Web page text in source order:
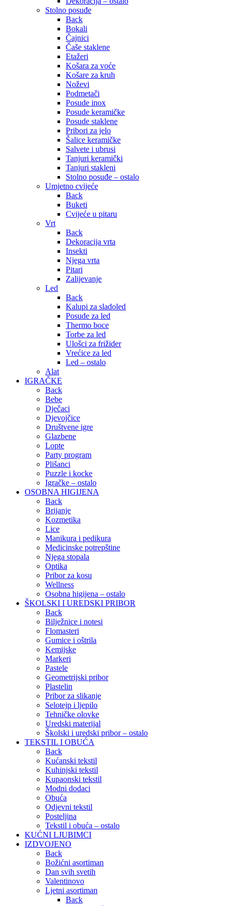
Stolno posuđe
Back
Bokali
Čajnici
Čaše staklene
Etažeri
Košara za voće
Košare za kruh
Noževi
Podmetači
Posude inox
Posude keramičke
Posude staklene
Pribori za jelo
Šalice keramičke
Salvete i ubrusi
Tanjuri keramički
Tanjuri stakleni
Stolno posuđe – ostalo
Umjetno cvijeće
Back
Buketi
Cvijeće u pitaru
Vrt
Back
Dekoracija vrta
Insekti
Njega vrta
Pitari
Zalijevanje
Led
Back
Kalupi za sladoled
Posude za led
Thermo boce
Torbe za led
Ulošci za frižider
Vrećice za led
Led – ostalo
Alat
IGRAČKE
Back
Bebe
Dječaci
Djevojčice
Društvene igre
Glazbene
Lopte
Party program
Plišanci
Puzzle i kocke
Igračke – ostalo
OSOBNA HIGIJENA
Back
Brijanje
Kozmetika
Lice
Manikura i pedikura
Medicinske potrepštine
Njega stopala
Optika
Pribor za kosu
Wellness
Osobna higijena – ostalo
ŠKOLSKI I UREDSKI PRIBOR
Back
Bilježnice i notesi
Flomasteri
Gumice i oštrila
Kemijske
Markeri
Pastele
Geometrijski pribor
Plastelin
Pribor za slikanje
Selotejp i ljepilo
Tehničke olovke
Uredski materijal
Školski i uredski pribor – ostalo
TEKSTIL I OBUĆA
Back
Kućanski tekstil
Kuhinjski tekstil
Kupaonski tekstil
Modni dodaci
Obuća
Odjevni tekstil
Posteljina
Tekstil i obuća – ostalo
KUĆNI LJUBIMCI
IZDVOJENO
Back
Božićni asortiman
Dan svih svetih
Valentinovo
Ljetni asortiman
Back